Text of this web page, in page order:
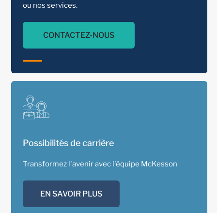
ou nos services.
CONTACTEZ-NOUS
Possibilités de carrière
Transformez l'avenir avec l'équipe McKesson
EN SAVOIR PLUS